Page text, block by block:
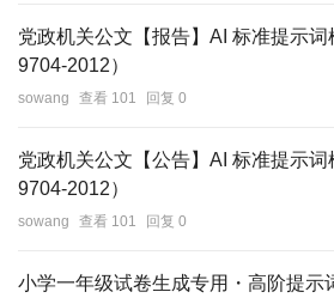
党政机关公文【报告】AI 标准提示
9704‑2012）
sowang 查看 101 回复 0
党政机关公文【公告】AI 标准提示
9704‑2012）
sowang 查看 101 回复 0
小学一年级试卷生成专用・高阶提示